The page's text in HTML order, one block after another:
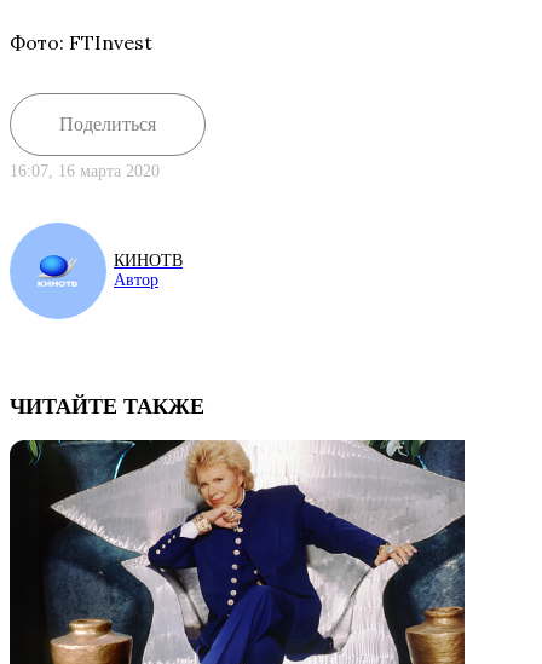
Фото: FTInvest
Поделиться
16:07, 16 марта 2020
КИНОТВ
Автор
ЧИТАЙТЕ ТАКЖЕ